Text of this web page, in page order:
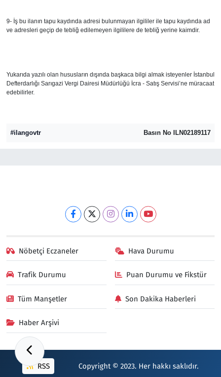
9- İş bu ilanın tapu kaydında adresi bulunmayan ilgililer ile tapu kaydında ad
ve adresleri geçip de tebliğ edilemeyen ilgililere de tebliğ yerine kaimdir.
Yukarıda yazılı olan hususların dışında başkaca bilgi almak isteyenler İstanbul
Defterdarlığı Sarıgazi Vergi Dairesi Müdürlüğü İcra - Satış Servisi’ne müracaat
edebilirler.
#ilangovtr Basın No ILN02189117
Nöbetçi Eczaneler Hava Durumu
Trafik Durumu Puan Durumu ve Fikstür
Tüm Manşetler Son Dakika Haberleri
Haber Arşivi
RSS Copyright © 2023. Her hakkı saklıdır.